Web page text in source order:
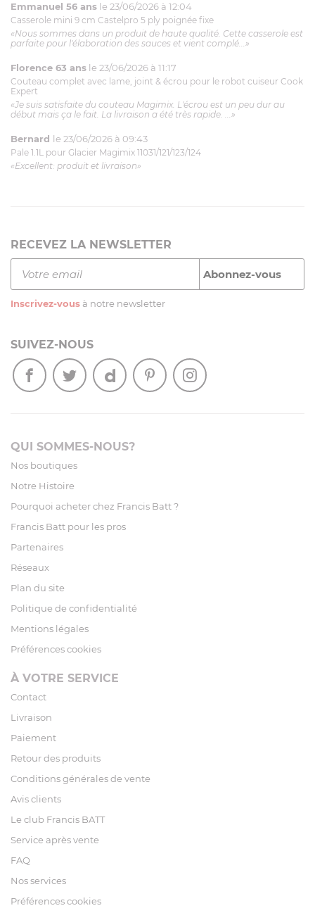
Emmanuel 56 ans le 23/06/2026 à 12:04
Casserole mini 9 cm Castelpro 5 ply poignée fixe
«Nous sommes dans un produit de haute qualité. Cette casserole est
parfaite pour l'élaboration des sauces et vient complé...»
Florence 63 ans le 23/06/2026 à 11:17
Couteau complet avec lame, joint & écrou pour le robot cuiseur Cook
Expert
«Je suis satisfaite du couteau Magimix. L'écrou est un peu dur au
début mais ça le fait. La livraison a été très rapide. ...»
Bernard le 23/06/2026 à 09:43
Pale 1.1L pour Glacier Magimix 11031/121/123/124
«Excellent: produit et livraison»
RECEVEZ LA NEWSLETTER
Inscrivez-vous à notre newsletter
SUIVEZ-NOUS
QUI SOMMES-NOUS?
Nos boutiques
Notre Histoire
Pourquoi acheter chez Francis Batt ?
Francis Batt pour les pros
Partenaires
Réseaux
Plan du site
Politique de confidentialité
Mentions légales
Préférences cookies
À VOTRE SERVICE
Contact
Livraison
Paiement
Retour des produits
Conditions générales de vente
Avis clients
Le club Francis BATT
Service après vente
FAQ
Nos services
Préférences cookies